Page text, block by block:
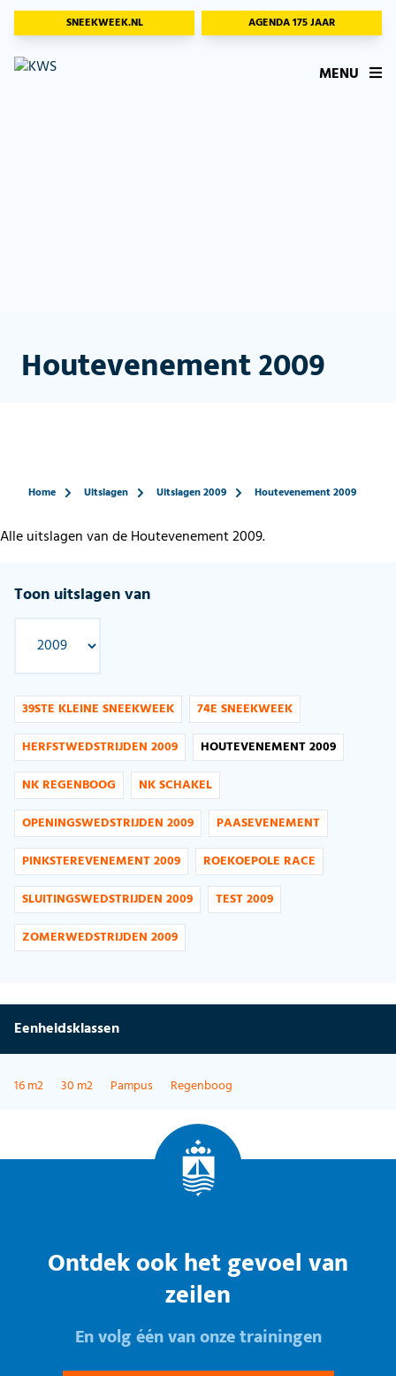
SNEEKWEEK.NL AGENDA 175 JAAR
MENU
Houtevenement 2009
Home Uitslagen Uitslagen 2009 Houtevenement 2009
Alle uitslagen van de Houtevenement 2009.
Toon uitslagen van
39STE KLEINE SNEEKWEEK
74E SNEEKWEEK
HERFSTWEDSTRIJDEN 2009
HOUTEVENEMENT 2009
NK REGENBOOG
NK SCHAKEL
OPENINGSWEDSTRIJDEN 2009
PAASEVENEMENT
PINKSTEREVENEMENT 2009
ROEKOEPOLE RACE
SLUITINGSWEDSTRIJDEN 2009
TEST 2009
ZOMERWEDSTRIJDEN 2009
Eenheidsklassen
16 m2 30 m2 Pampus Regenboog
Ontdek ook het gevoel van
zeilen
En volg één van onze trainingen